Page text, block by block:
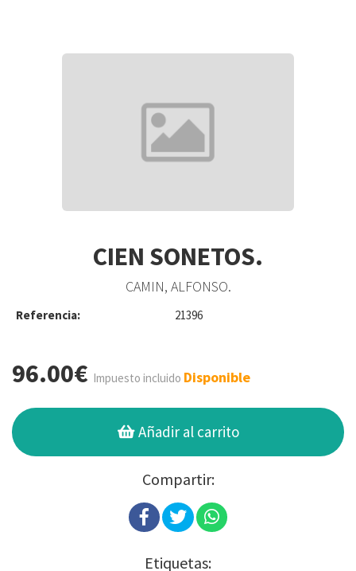
CIEN SONETOS.
CAMIN, ALFONSO.
Referencia: 21396
96.00€ Impuesto incluido Disponible
Añadir al carrito
Compartir:
Etiquetas: